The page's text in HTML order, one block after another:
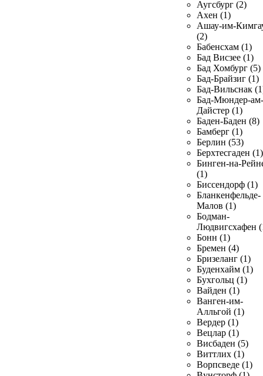
Аугсбург (2)
Ахен (1)
Ашау-им-
(2)
Бабенсхам (1)
Бад Висзее (1)
Бад Хомбург (5)
Бад-Брайзиг (1)
Бад-Вильснак
Бад-Мюндер-ам-
Дайстер (1)
Баден-Баден (8)
Бамберг (1)
Берлин (53)
Берхтесгаден (1)
Бинген-на-
(1)
Биссендорф (1)
Бланкенфельде-
Малов (1)
Бодман-
Людвигсхафен
Бонн (1)
Бремен (4)
Бризеланг (1)
Буденхайм (1)
Бухгольц (1)
Вайден (1)
Ванген-им-
Алльгой (1)
Вердер (1)
Вецлар (1)
Висбаден (5)
Виттлих (1)
Ворпсведе (1)